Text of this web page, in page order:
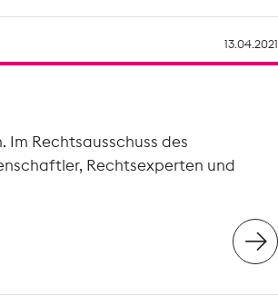
13.04.2021
Rechtsausschuss des
Rechtsexperten und